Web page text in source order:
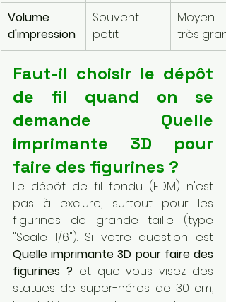
Volume
d'impression
Souvent
petit
très
Faut-il choisir le dépôt
de fil quand on se
demande Quelle
imprimante 3D pour
faire des figurines ?
Le dépôt de fil fondu (FDM) n'est
pas à exclure, surtout pour les
figurines de grande taille (type
Quelle imprimante 3D pour faire des
figurines ? et que vous visez des
statues de super-héros de 30 cm,